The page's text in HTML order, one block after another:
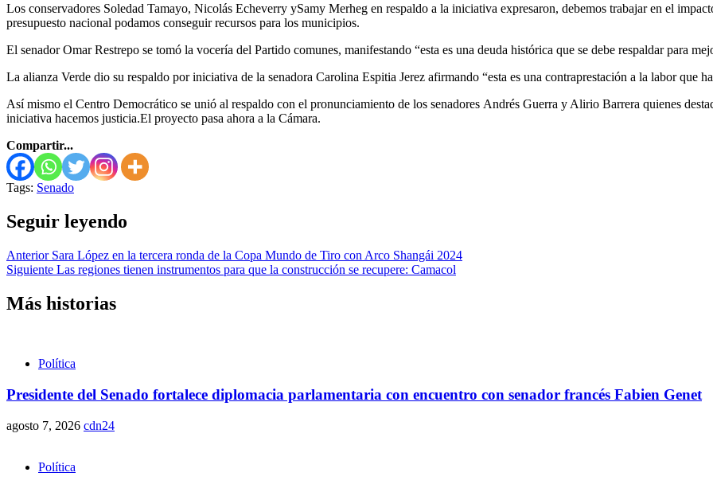
Los conservadores Soledad Tamayo, Nicolás Echeverry ySamy Merheg en respaldo a la iniciativa expresaron, debemos trabajar en el
presupuesto nacional podamos conseguir recursos para los municipios.
El senador Omar Restrepo se tomó la vocería del Partido comunes, manifestando “esta es una deuda histórica que se debe respaldar para
La alianza Verde dio su respaldo por iniciativa de la senadora Carolina Espitia Jerez afirmando “esta es una contraprestación a la labor que
Así mismo el Centro Democrático se unió al respaldo con el pronunciamiento de los senadores Andrés Guerra y Alirio Barrera quienes
iniciativa hacemos justicia.El proyecto pasa ahora a la Cámara.
Compartir...
Tags: Senado
Seguir leyendo
AnteriorSara López en la tercera ronda de la Copa Mundo de Tiro con Arco Shangái 2024
Siguiente Las regiones tienen instrumentos para que la construcción se recupere: Camacol
Más historias
Política
Presidente del Senado fortalece diplomacia parlamentaria con encuentro con senador francés Fabien Genet
agosto 7, 2026 cdn24
Política